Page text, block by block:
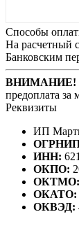
Способы
На расчетный
Банковским
ВНИМАНИЕ!
предоплата за
Реквизиты
ИП
ИНН:
ОКПО:
ОКТМО:
ОКАТО:
ОКВЭД: